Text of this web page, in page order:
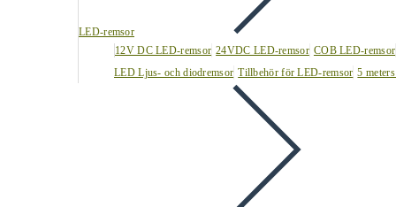
LED-remsor
12V DC LED-remsor 24VDC LED-remsor COB LED-remsor
LED Ljus- och diodremsor Tillbehör för LED-remsor 5